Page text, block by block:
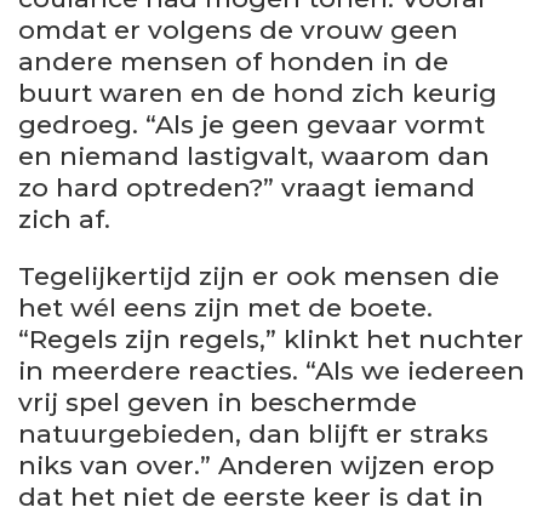
omdat er volgens de vrouw geen
andere mensen of honden in de
buurt waren en de hond zich keurig
gedroeg. “Als je geen gevaar vormt
en niemand lastigvalt, waarom dan
zo hard optreden?” vraagt iemand
zich af.
Tegelijkertijd zijn er ook mensen die
het wél eens zijn met de boete.
“Regels zijn regels,” klinkt het nuchter
in meerdere reacties. “Als we iedereen
vrij spel geven in beschermde
natuurgebieden, dan blijft er straks
niks van over.” Anderen wijzen erop
dat het niet de eerste keer is dat in